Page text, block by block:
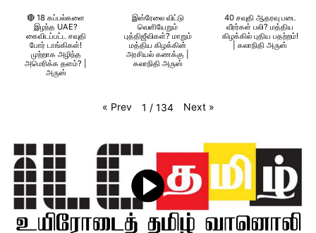
🔴 18 கப்பல்களை
இழந்த UAE?
கைவிடப்பட்ட சவுதி
போர் டாங்கிகள்!
முற்றாக அழிந்த
அமெரிக்க தளம்? |
அருஸ்
இஸ்ரேலை விட்டு
வெளியேறும்
புத்திஜீவிகள்? மாறும்
மத்திய கிழக்கின்
அரசியல் கணக்கு |
கலாநிதி அருஸ்
40 சவுதி ஆதரவு படை
வீரர்கள் பலி? மத்திய
கிழக்கில் புதிய பதற்றம்!
| கலாநிதி அருஸ்
« Prev 1 / 134 Next »